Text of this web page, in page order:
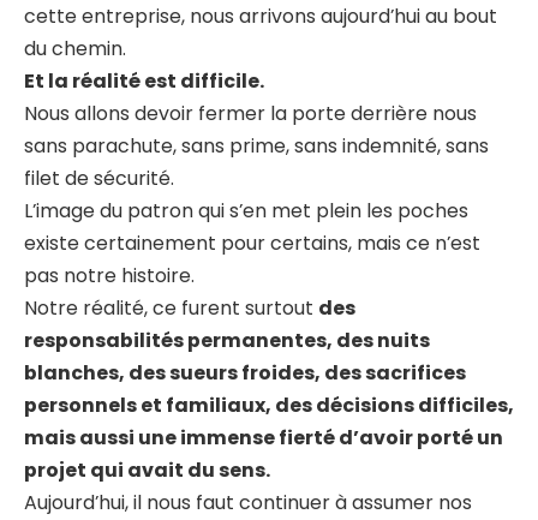
cette entreprise, nous arrivons aujourd’hui au bout
du chemin.
Et la réalité est difficile.
Nous allons devoir fermer la porte derrière nous
sans parachute, sans prime, sans indemnité, sans
filet de sécurité.
L’image du patron qui s’en met plein les poches
existe certainement pour certains, mais ce n’est
pas notre histoire.
Notre réalité, ce furent surtout des
responsabilités permanentes, des nuits
blanches, des sueurs froides, des sacrifices
personnels et familiaux, des décisions difficiles,
mais aussi une immense fierté d’avoir porté un
projet qui avait du sens.
Aujourd’hui, il nous faut continuer à assumer nos